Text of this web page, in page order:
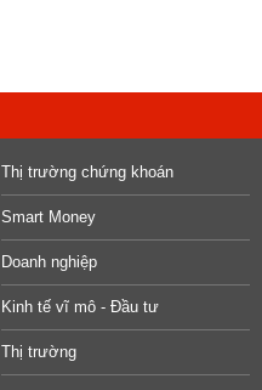
Thị trường chứng khoán
Smart Money
Doanh nghiệp
Kinh tế vĩ mô - Đầu tư
Thị trường